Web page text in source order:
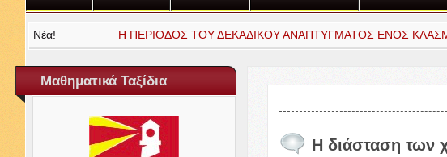
Νέα! Η ΠΕΡΙΟΔΟΣ ΤΟΥ ΔΕΚΑΔΙΚΟΥ ΑΝΑΠΤΥΓΜΑΤΟΣ ΕΝΟΣ
Μαθηματικά Ταξίδια
Η διάσταση των